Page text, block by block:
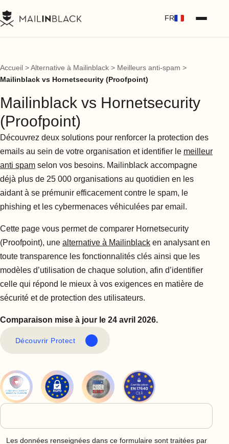
FR
Accueil >Alternative à Mailinblack > Meilleurs anti-spam >
Mailinblack vs Hornetsecurity (Proofpoint)
Mailinblack vs Hornetsecurity
(Proofpoint)
Découvrez deux solutions pour renforcer la protection des
emails au sein de votre organisation et identifier le meilleur
anti spam selon vos besoins. Mailinblack accompagne
déjà plus de 25 000 organisations au quotidien en les
aidant à se prémunir efficacement contre le spam, le
phishing et les cybermenaces véhiculées par email.
Cette page vous permet de comparer Hornetsecurity
(Proofpoint), une alternative à Mailinblack en analysant en
toute transparence les fonctionnalités clés ainsi que les
modèles d’utilisation de chaque solution, afin d’identifier
celle qui répond le mieux à vos exigences en matière de
sécurité et de protection des utilisateurs.
Comparaison mise à jour le 24 avril 2026.
Découvrir Protect
Les données renseignées dans ce formulaire sont traitées par